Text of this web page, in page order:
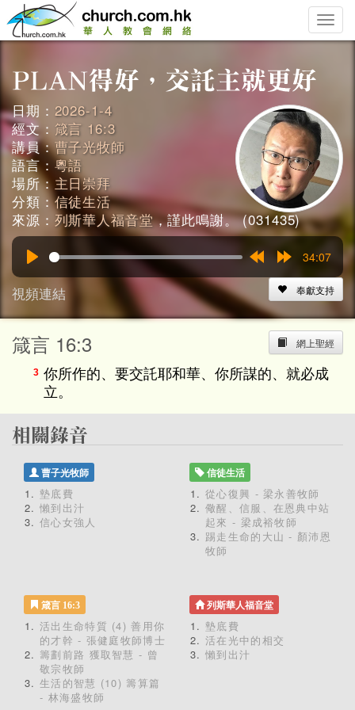
Toggle
日期： 2026-1-4
經文： 箴言 16:3
講員：曹子光牧師
語言：粵語
場所： 主日崇拜
分類：信徒生活
來源： 列斯華人福音堂，謹此鳴謝。 (031435)
15s
34:07
視頻連結 奉獻支持
網上聖經
箴言 16:3
3 你所作的、要交託耶和華、你所謀的、就必成
立。
曹子光牧師
墊底費
懶到出汁
信心女強人
信徒生活
從心復興 - 梁永善牧師
儆醒、信服、在恩典中站
起來 - 梁成裕牧師
踢走生命的大山 - 顏沛恩
牧師
箴言 16:3
活出生命特質 (4) 善用你
的才幹 - 張健庭牧師博士
籌劃前路 獲取智慧 - 曾
敬宗牧師
生活的智慧 (10) 籌算篇
- 林海盛牧師
列斯華人福音堂
墊底費
活在光中的相交
懶到出汁